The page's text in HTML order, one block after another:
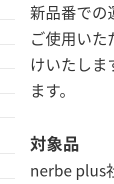
新品番での
ご使用い
けいたし
ます。
対象品
nerbe plus